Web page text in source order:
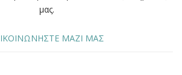
μας.
ΜΑΖΙ ΜΑΣ